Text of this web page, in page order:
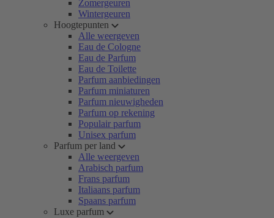
Zomergeuren
Wintergeuren
Hoogtepunten
Alle weergeven
Eau de Cologne
Eau de Parfum
Eau de Toilette
Parfum aanbiedingen
Parfum miniaturen
Parfum nieuwigheden
Parfum op rekening
Populair parfum
Unisex parfum
Parfum per land
Alle weergeven
Arabisch parfum
Frans parfum
Italiaans parfum
Spaans parfum
Luxe parfum